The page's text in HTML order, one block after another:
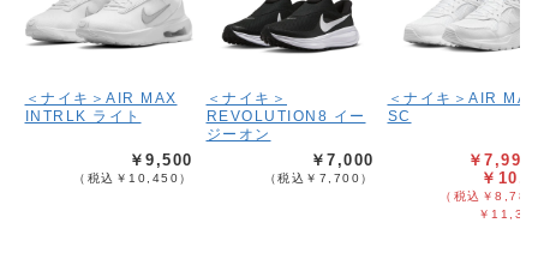
＜ナイキ＞AIR MAX
INTRLK ライト
￥9,500
（税込￥10,450）
＜ナイキ＞
REVOLUTION8 イー
ジーオン
￥7,000
（税込￥7,700）
＜ナイキ＞AIR
SC
￥7,990
￥
（税込￥
￥